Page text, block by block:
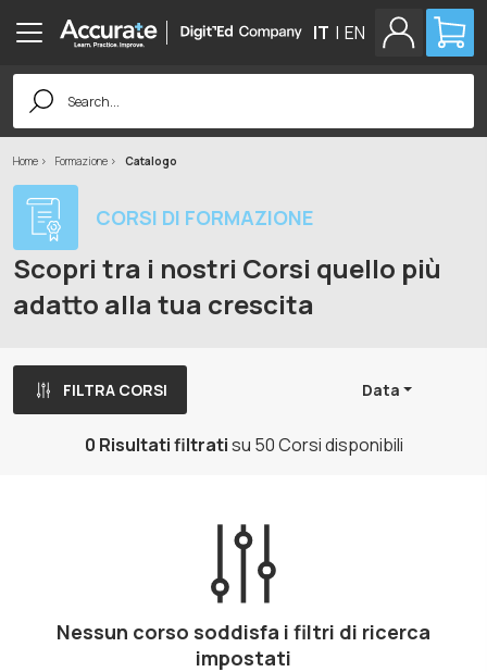
IT | EN
Search
for:
Home Formazione Catalogo
CORSI DI FORMAZIONE
Scopri tra i nostri Corsi quello più
adatto alla tua crescita
FILTRA CORSI Data
0 Risultati filtratisu 50 Corsi disponibili
Nessun corso soddisfa i filtri di ricerca
impostati